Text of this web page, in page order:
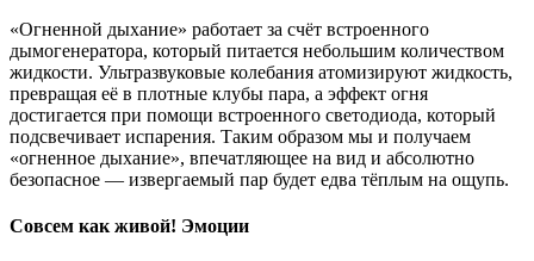
«Огненной дыхание» работает за счёт встроенного
дымогенератора, который питается небольшим количеством
жидкости. Ультразвуковые колебания атомизируют жидкость,
превращая её в плотные клубы пара, а эффект огня
достигается при помощи встроенного светодиода, который
подсвечивает испарения. Таким образом мы и получаем
«огненное дыхание», впечатляющее на вид и абсолютно
безопасное — извергаемый пар будет едва тёплым на ощупь.
Совсем как живой! Эмоции